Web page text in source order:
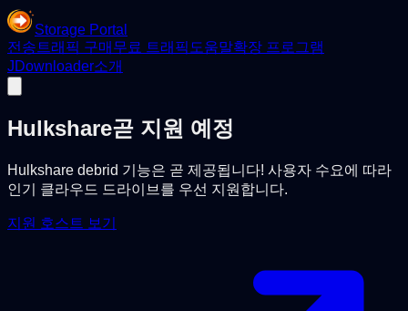
Storage Portal
전송 트래픽 구매 무료 트래픽 도움말확장 프로그램
JDownloader소개
Hulkshare곧 지원 예정
Hulkshare debrid 기능은 곧 제공됩니다! 사용자 수요에 따라
인기 클라우드 드라이브를 우선 지원합니다.
지원 호스트 보기